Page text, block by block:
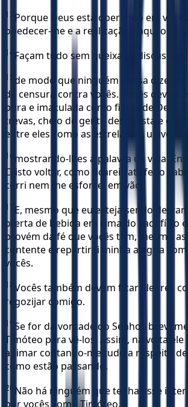
13 Porque Deus está operando em
obedecer-lhe e a realização daquilo que
14 Façam tudo sem queixas e
15 de modo que ninguém possa dizer
de censura contra vocês. Vocês devem
pura e imaculada como filhos de Deus
trevas, cheio de gente desonesta e
entre eles como as estrelas do universo,
16 mostrando-lhes a palavra da vida.
Cristo voltar, como ficarei satisfeito
corri nem me esforcei em vão!
17 E, mesmo que eu esteja sendo
oferta de bebida em cima do sacrifício
provém da fé que vocês têm, mesmo
contente e repartirei minha alegria
vocês.
18 Vocês também devem ficar alegres
regozijar comigo.
19 Se for da vontade do Senhor,
Timóteo para vê-los. Assim, na volta
animar contando-me tudo a respeito
como estão passando.
20 Não há ninguém que tenha esse
por vocês como Timóteo.